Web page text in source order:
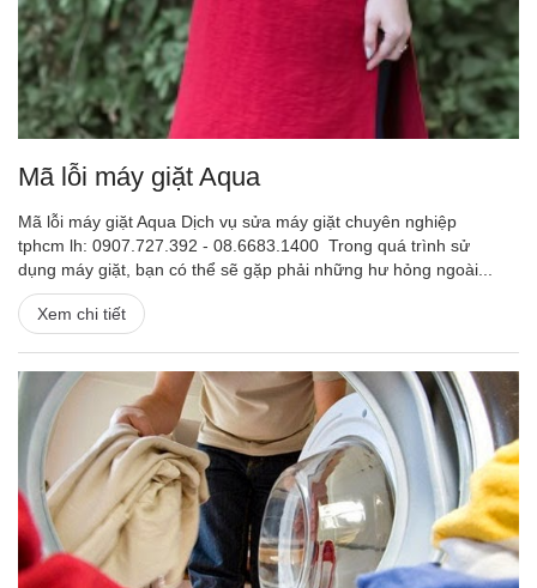
Mã lỗi máy giặt Aqua
Mã lỗi máy giặt Aqua Dịch vụ sửa máy giặt chuyên nghiệp
tphcm lh: 0907.727.392 - 08.6683.1400 Trong quá trình sử
dụng máy giặt, bạn có thể sẽ gặp phải những hư hỏng ngoài...
Xem chi tiết